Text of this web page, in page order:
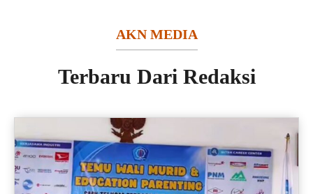
AKN MEDIA
Terbaru Dari Redaksi